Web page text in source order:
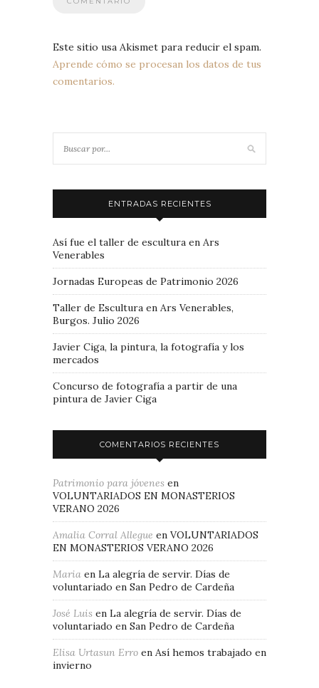
Este sitio usa Akismet para reducir el spam.
Aprende cómo se procesan los datos de tus
comentarios.
ENTRADAS RECIENTES
Así fue el taller de escultura en Ars
Venerables
Jornadas Europeas de Patrimonio 2026
Taller de Escultura en Ars Venerables,
Burgos. Julio 2026
Javier Ciga, la pintura, la fotografía y los
mercados
Concurso de fotografía a partir de una
pintura de Javier Ciga
COMENTARIOS RECIENTES
Patrimonio para jóvenes en
VOLUNTARIADOS EN MONASTERIOS
VERANO 2026
Amalia Corral Allegue en VOLUNTARIADOS
EN MONASTERIOS VERANO 2026
Maria en La alegría de servir. Días de
voluntariado en San Pedro de Cardeña
José Luis en La alegría de servir. Días de
voluntariado en San Pedro de Cardeña
Elisa Urtasun Erro en Así hemos trabajado en
invierno